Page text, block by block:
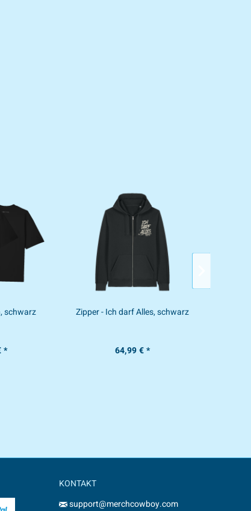
schwarz
*
Zipper - Ich darf Alles, schwarz
64,99 € *
KONTAKT
support@merchcowboy.com